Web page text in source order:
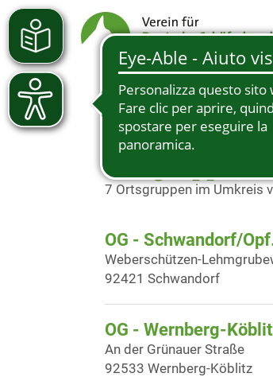
Ortsgruppen
7 Ortsgruppen im Umkreis
OG - Schwandorf/
Weberschützen-
92421 Schwandorf
OG - Wernberg-
An der Grünauer Straße
92533 Wernberg-Köblitz